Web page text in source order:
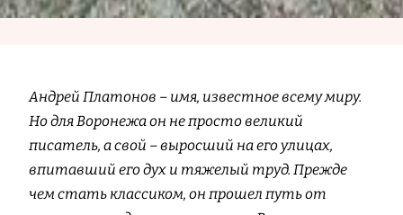
Андрей Платонов – имя, известное всему миру.
Но для Воронежа он не просто великий
писатель, а свой – выросший на его улицах,
впитавший его дух и тяжелый труд. Прежде
чем стать классиком, он прошел путь от